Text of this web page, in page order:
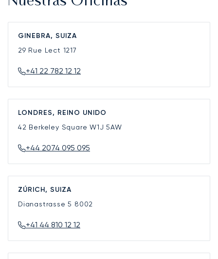
GINEBRA, SUIZA
29 Rue Lect 1217
+41 22 782 12 12
LONDRES, REINO UNIDO
42 Berkeley SquareW1J 5AW
+44 2074 095 095
ZÚRICH, SUIZA
Dianastrasse 5 8002
+41 44 810 12 12